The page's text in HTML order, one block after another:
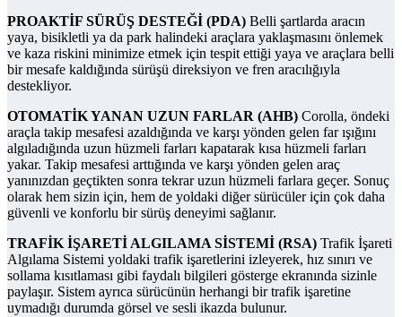
PROAKTİF SÜRÜŞ DESTEĞİ (PDA) Belli şartlarda aracın
yaya, bisikletli ya da park halindeki araçlara yaklaşmasını önlemek
ve kaza riskini minimize etmek için tespit ettiği yaya ve araçlara belli
bir mesafe kaldığında sürüşü direksiyon ve fren aracılığıyla
destekliyor.
OTOMATİK YANAN UZUN FARLAR (AHB) Corolla, öndeki
araçla takip mesafesi azaldığında ve karşı yönden gelen far ışığını
algıladığında uzun hüzmeli farları kapatarak kısa hüzmeli farları
yakar. Takip mesafesi arttığında ve karşı yönden gelen araç
yanınızdan geçtikten sonra tekrar uzun hüzmeli farlara geçer. Sonuç
olarak hem sizin için, hem de yoldaki diğer sürücüler için çok daha
güvenli ve konforlu bir sürüş deneyimi sağlanır.
TRAFİK İŞARETİ ALGILAMA SİSTEMİ (RSA) Trafik İşareti
Algılama Sistemi yoldaki trafik işaretlerini izleyerek, hız sınırı ve
sollama kısıtlaması gibi faydalı bilgileri gösterge ekranında sizinle
paylaşır. Sistem ayrıca sürücünün herhangi bir trafik işaretine
uymadığı durumda görsel ve sesli ikazda bulunur.